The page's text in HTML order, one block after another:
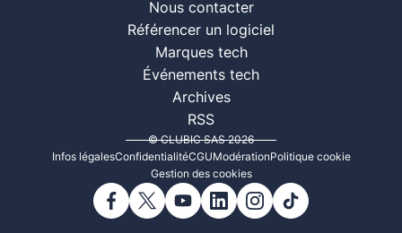
Nous contacter
Référencer un logiciel
Marques tech
Événements tech
Archives
RSS
© CLUBIC SAS 2026
Infos légalesConfidentialitéCGUModérationPolitique cookie
Gestion des cookies